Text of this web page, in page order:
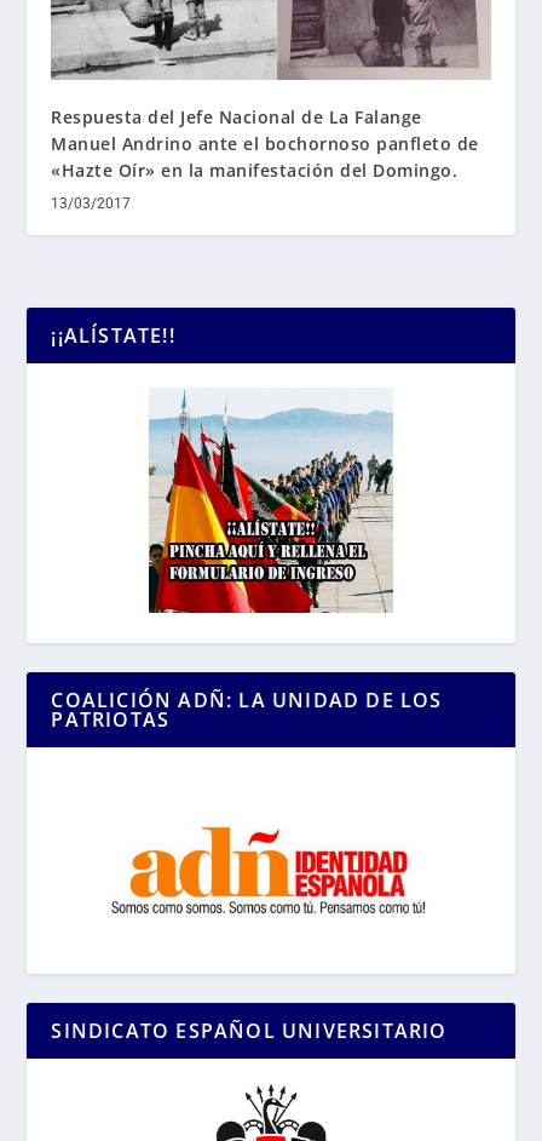
Respuesta del Jefe Nacional de La Falange
Manuel Andrino ante el bochornoso panfleto de
«Hazte Oír» en la manifestación del Domingo.
13/03/2017
¡¡ALÍSTATE!!
COALICIÓN ADÑ: LA UNIDAD DE LOS
PATRIOTAS
SINDICATO ESPAÑOL UNIVERSITARIO